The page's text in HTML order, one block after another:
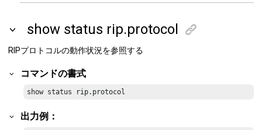
show status rip.protocol
RIPプロトコルの動作状況を参照する
コマンドの書式
show status rip.protocol
出力例：